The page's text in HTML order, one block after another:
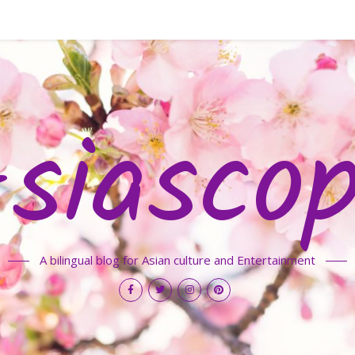
A bilingual blog for Asian culture and Entertainment